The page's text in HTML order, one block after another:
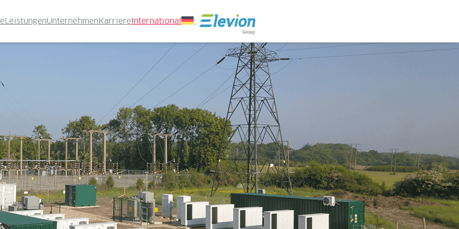
LeistungenUnternehmen Karriere International